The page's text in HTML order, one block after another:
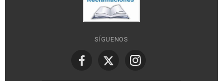
SÍGUENOS